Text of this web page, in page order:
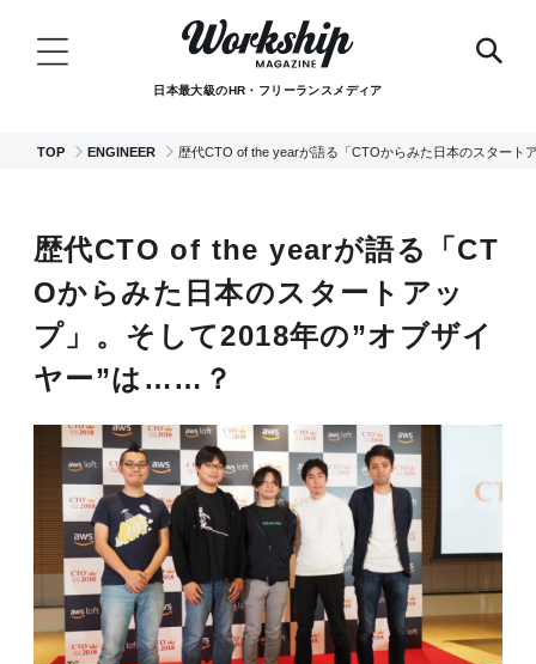
日本最大級のHR・フリーランスメディア
TOP ENGINEER 歴代CTO of the yearが語る「CTOからみた日本のスター
歴代CTO of the yearが語る「CT
Oからみた日本のスタートアッ
プ」。そして2018年の”オブザイ
ヤー”は……？